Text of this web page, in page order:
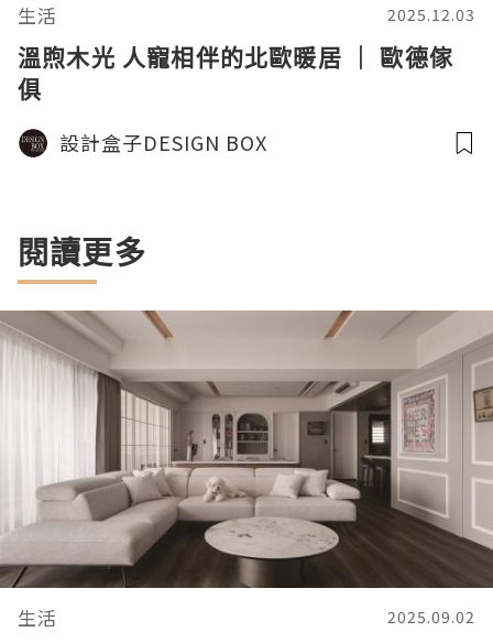
生活 2025.12.03
溫煦木光 人寵相伴的北歐暖居 ｜ 歐德傢
俱
設計盒子DESIGN BOX
閱讀更多
生活 2025.09.02